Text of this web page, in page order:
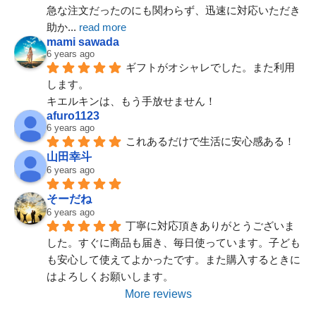
20Lが入荷しました
急な注文だったのにも関わらず、迅速に対応いただき
助か... read more
mami sawada
6 years ago
ギフトがオシャレでした。また利用
します。
キエルキンは、もう手放せません！
afuro1123
6 years ago
これあるだけで生活に安心感ある！
山田幸斗
6 years ago
そーだね
6 years ago
丁寧に対応頂きありがとうございま
した。すぐに商品も届き、毎日使っています。子ども
も安心して使えてよかったです。また購入するときに
はよろしくお願いします。
More reviews